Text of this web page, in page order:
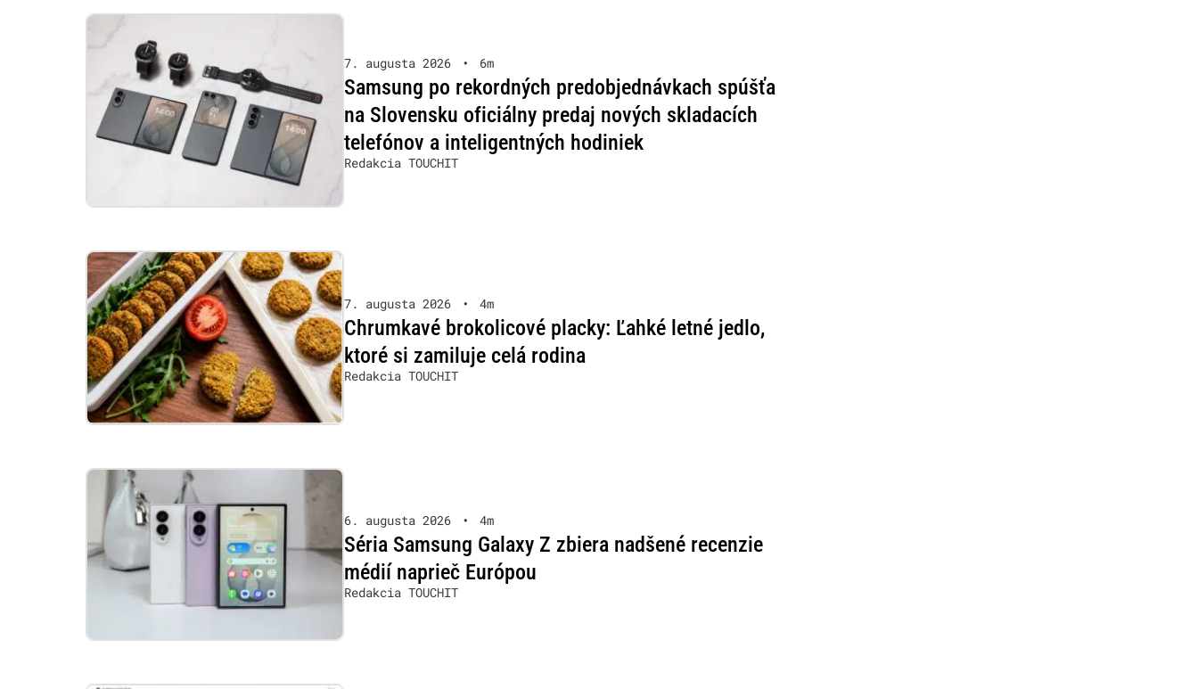
7. augusta 2026 • 6m
Samsung po rekordných predobjednávkach spúšťa
na Slovensku oficiálny predaj nových skladacích
telefónov a inteligentných hodiniek
Redakcia TOUCHIT
7. augusta 2026 • 4m
Chrumkavé brokolicové placky: Ľahké letné jedlo,
ktoré si zamiluje celá rodina
Redakcia TOUCHIT
6. augusta 2026 • 4m
Séria Samsung Galaxy Z zbiera nadšené recenzie
médií naprieč Európou
Redakcia TOUCHIT